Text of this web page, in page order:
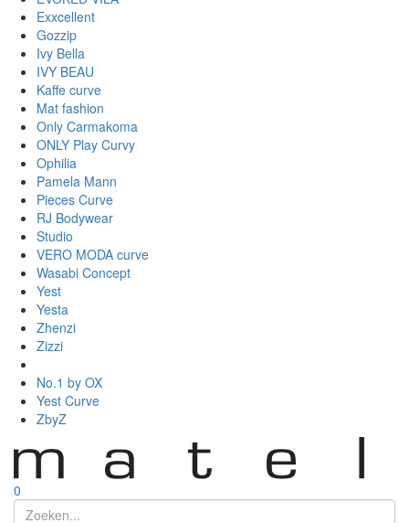
Exxcellent
Gozzip
Ivy Bella
IVY BEAU
Kaffe curve
Mat fashion
Only Carmakoma
ONLY Play Curvy
Ophilia
Pamela Mann
Pieces Curve
RJ Bodywear
Studio
VERO MODA curve
Wasabi Concept
Yest
Yesta
Zhenzi
Zizzi
No.1 by OX
Yest Curve
ZbyZ
0